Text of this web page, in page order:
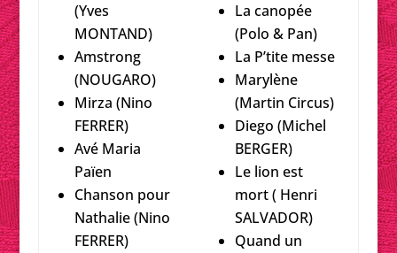
(Yves
MONTAND)
Amstrong
(NOUGARO)
Mirza (Nino
FERRER)
Avé Maria
Païen
Chanson pour
Nathalie (Nino
FERRER)
La canopée
(Polo & Pan)
La P’tite messe
Marylène
(Martin Circus)
Diego (Michel
BERGER)
Le lion est
mort ( Henri
SALVADOR)
Quand un